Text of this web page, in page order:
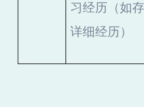
习经历（如
详细经历）